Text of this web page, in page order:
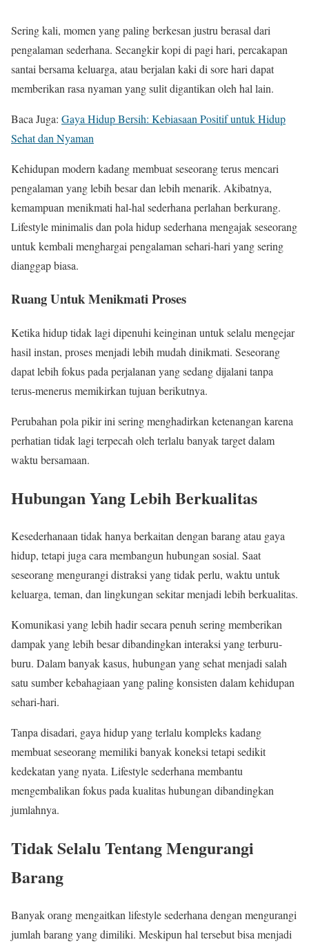
Sering kali, momen yang paling berkesan justru berasal dari
pengalaman sederhana. Secangkir kopi di pagi hari, percakapan
santai bersama keluarga, atau berjalan kaki di sore hari dapat
memberikan rasa nyaman yang sulit digantikan oleh hal lain.
Baca Juga: Gaya Hidup Bersih: Kebiasaan Positif untuk Hidup
Sehat dan Nyaman
Kehidupan modern kadang membuat seseorang terus mencari
pengalaman yang lebih besar dan lebih menarik. Akibatnya,
kemampuan menikmati hal-hal sederhana perlahan berkurang.
Lifestyle minimalis dan pola hidup sederhana mengajak seseorang
untuk kembali menghargai pengalaman sehari-hari yang sering
dianggap biasa.
Ruang Untuk Menikmati Proses
Ketika hidup tidak lagi dipenuhi keinginan untuk selalu mengejar
hasil instan, proses menjadi lebih mudah dinikmati. Seseorang
dapat lebih fokus pada perjalanan yang sedang dijalani tanpa
terus-menerus memikirkan tujuan berikutnya.
Perubahan pola pikir ini sering menghadirkan ketenangan karena
perhatian tidak lagi terpecah oleh terlalu banyak target dalam
waktu bersamaan.
Hubungan Yang Lebih Berkualitas
Kesederhanaan tidak hanya berkaitan dengan barang atau gaya
hidup, tetapi juga cara membangun hubungan sosial. Saat
seseorang mengurangi distraksi yang tidak perlu, waktu untuk
keluarga, teman, dan lingkungan sekitar menjadi lebih berkualitas.
Komunikasi yang lebih hadir secara penuh sering memberikan
dampak yang lebih besar dibandingkan interaksi yang terburu-
buru. Dalam banyak kasus, hubungan yang sehat menjadi salah
satu sumber kebahagiaan yang paling konsisten dalam kehidupan
sehari-hari.
Tanpa disadari, gaya hidup yang terlalu kompleks kadang
membuat seseorang memiliki banyak koneksi tetapi sedikit
kedekatan yang nyata. Lifestyle sederhana membantu
mengembalikan fokus pada kualitas hubungan dibandingkan
jumlahnya.
Tidak Selalu Tentang Mengurangi
Barang
Banyak orang mengaitkan lifestyle sederhana dengan mengurangi
jumlah barang yang dimiliki. Meskipun hal tersebut bisa menjadi